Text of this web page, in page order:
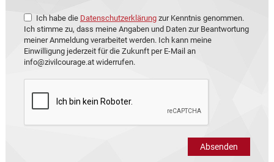
DSGVO
Ich habe die Datenschutzerklärungzur Kenntnis genommen.
Ich stimme zu, dass meine Angaben und Daten zur Beantwortung
meiner Anmeldung verarbeitet werden. Ich kann meine
Einwilligung jederzeit für die Zukunft per E-Mail an
info@zivilcourage.at widerrufen.